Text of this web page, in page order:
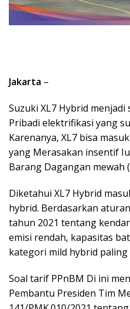
Jakarta –
Suzuki XL7 Hybrid
Pribadi elektrifikasi yang
Karenanya, XL7 bisa
yang Merasakan insentif
Barang Dagangan mewah
Diketahui XL7 Hybrid
hybrid. Berdasarkan
tahun 2021 tentang
emisi rendah, kapasitas
kategori mild hybrid paling
Soal tarif PPnBM Di ini
Pembantu Presiden Tim